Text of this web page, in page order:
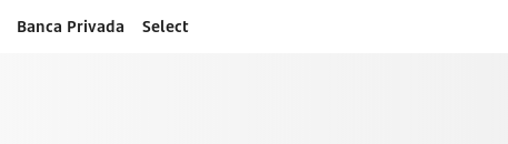
Banca Privada Select